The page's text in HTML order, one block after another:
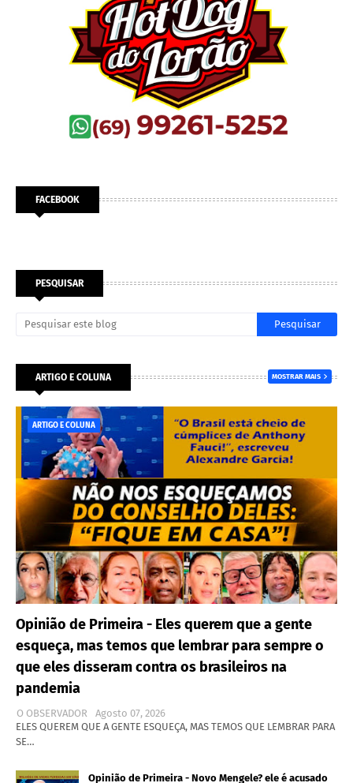
FACEBOOK
PESQUISAR
ARTIGO E COLUNA MOSTRAR MAIS
ARTIGO E COLUNA
Opinião de Primeira - Eles querem que a gente
esqueça, mas temos que lembrar para sempre o
que eles disseram contra os brasileiros na
pandemia
O OBSERVADOR
Agosto 07, 2026
ELES QUEREM QUE A GENTE ESQUEÇA, MAS TEMOS QUE LEMBRAR PARA
SE…
Opinião de Primeira - Novo Mengele? ele é acusado